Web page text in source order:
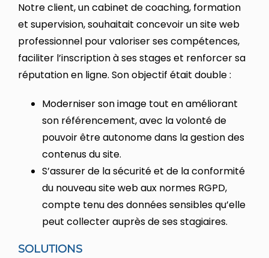
Notre client, un cabinet de coaching, formation
et supervision, souhaitait concevoir un site web
professionnel pour valoriser ses compétences,
faciliter l’inscription à ses stages et renforcer sa
réputation en ligne. Son objectif était double :
Moderniser son image tout en améliorant
son référencement, avec la volonté de
pouvoir être autonome dans la gestion des
contenus du site.
S’assurer de la sécurité et de la conformité
du nouveau site web aux normes RGPD,
compte tenu des données sensibles qu’elle
peut collecter auprès de ses stagiaires.
SOLUTIONS